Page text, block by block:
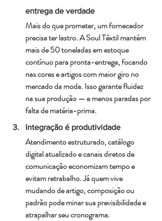
entrega de verdade
Mais do que prometer, um fornecedor
precisa ter lastro. A Soul Têxtil mantém
mais de 50 toneladas em estoque
contínuo para pronta-entrega, focando
nas cores e artigos com maior giro no
mercado da moda. Isso garante fluidez
na sua produção — e menos paradas por
falta de matéria-prima.
Integração é produtividade
Atendimento estruturado, catálogo
digital atualizado e canais diretos de
comunicação economizam tempo e
evitam retrabalho. Já quem vive
mudando de artigo, composição ou
padrão pode minar sua previsibilidade e
atrapalhar seu cronograma.